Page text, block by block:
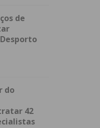
de
do
42